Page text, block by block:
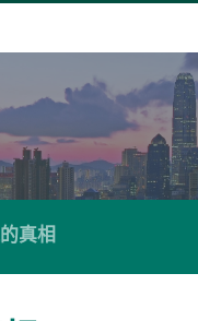
真相